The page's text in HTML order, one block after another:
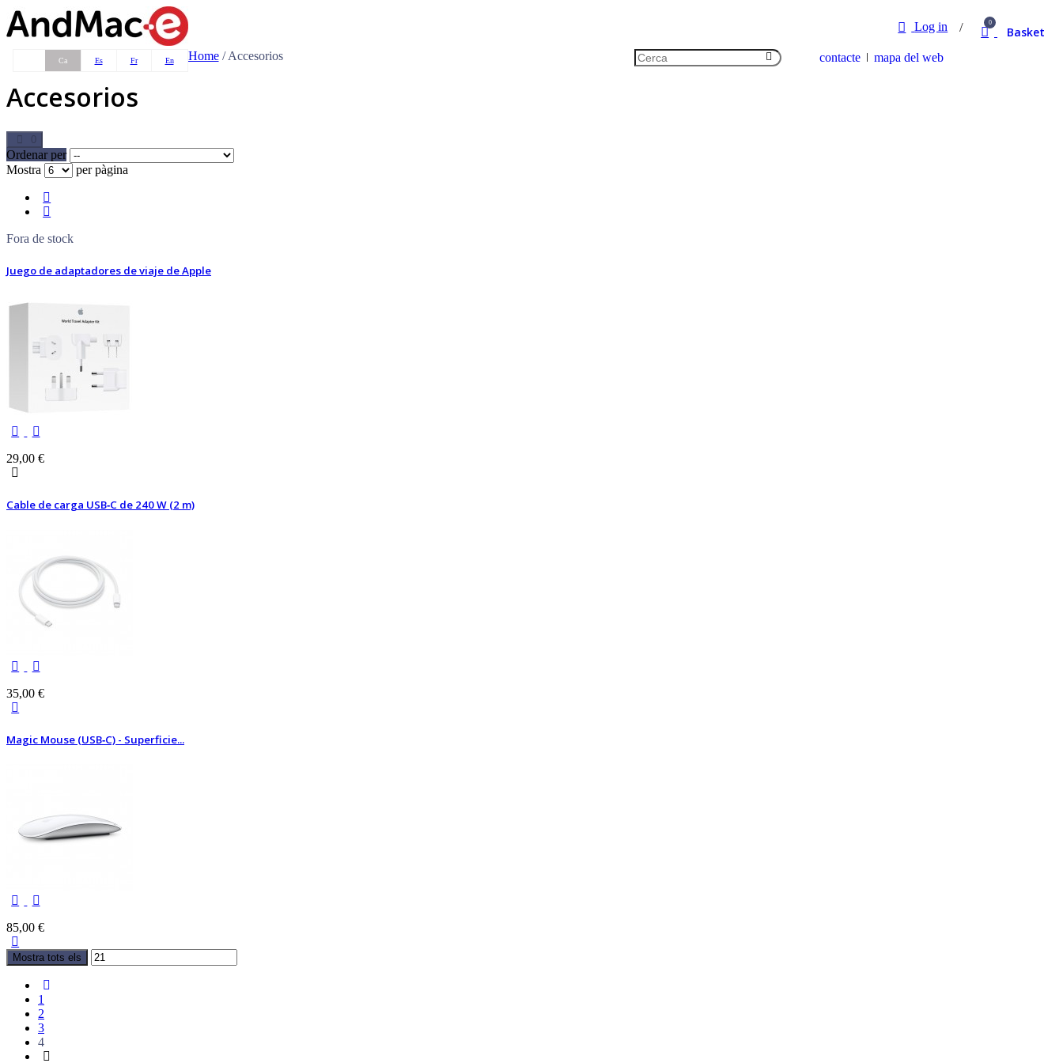
Basket
0
Log in
contacte mapa del web
Ca Es Fr En Home / Accesorios
Accesorios
0
Ordenar per
Mostra
per pàgina
Fora de stock
Juego de adaptadores de viaje de Apple
29,00 €
Cable de carga USB‑C de 240 W (2 m)
35,00 €
Magic Mouse (USB‑C) - Superficie...
85,00 €
Mostra tots els
1
2
3
4